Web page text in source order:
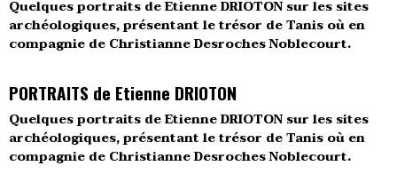
Quelques portraits de Etienne DRIOTON sur les sites
archéologiques, présentant le trésor de Tanis où en
compagnie de Christianne Desroches Noblecourt.
PORTRAITS de Etienne DRIOTON
Quelques portraits de Etienne DRIOTON sur les sites
archéologiques, présentant le trésor de Tanis où en
compagnie de Christianne Desroches Noblecourt.